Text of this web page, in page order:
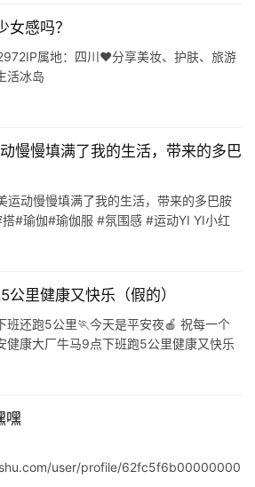
感吗？
属地：四川❤️分享美妆、护肤、旅游
活冰岛
慢慢填满了我的生活，带来的多巴
运动慢慢填满了我的生活，带来的多巴胺
#瑜伽#瑜伽服 #氛围感 #运动YI YI小红
里健康又快乐（假的）
班还跑5公里🏃今天是平安夜🍎 祝每一个
健康大厂牛马9点下班跑5公里健康又快乐
嘿
user/profile/62fc5f6b00000000